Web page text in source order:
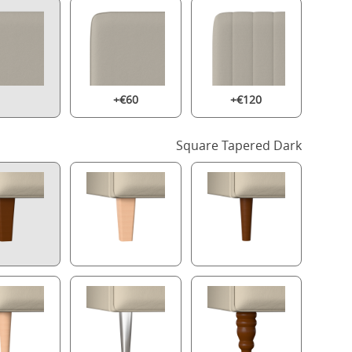
+€60 +€120
Square Tapered Dark